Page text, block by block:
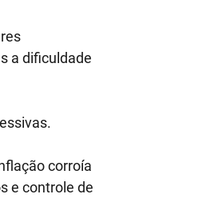
a dificuldade
corroía
e controle de